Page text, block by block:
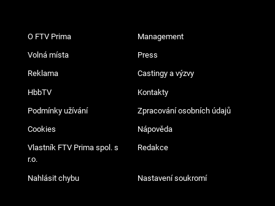
O FTV Prima Management
Volná místa Press
Reklama Castingy a výzvy
HbbTV Kontakty
Podmínky užívání Zpracování osobních údajů
Cookies Nápověda
Vlastník FTV Prima spol. s
r.o.
Redakce
Nahlásit chybu Nastavení soukromí